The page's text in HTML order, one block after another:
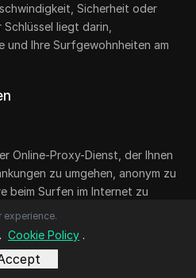
Sicherheit oder
liegt darin,
und Ihre Surfgewohnheiten am
Online-Proxy-Dienst, der Ihnen
zu umgehen, anonym zu
beim Surfen im Internet zu
um Websites zu
experience.
Cookie Policy .